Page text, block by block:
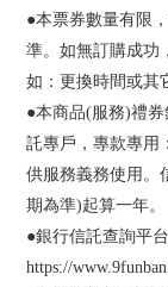
●本票券數量有限
準。如無訂購成功
如：更換時間或其
●本商品(服務)禮
託專戶，專款專用
供服務義務使用。
期為準)起算一年。
●銀行信託查詢平台
https://